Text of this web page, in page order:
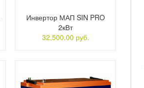
Инвертор МАП SIN PRO
2кВт
32,500.00 руб.